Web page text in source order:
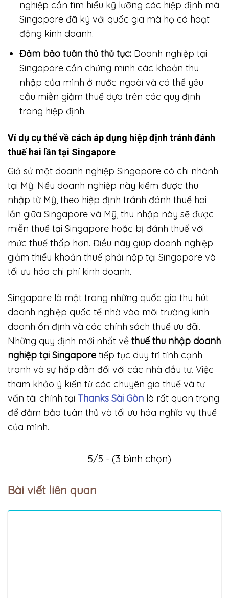
nghiệp cần tìm hiểu kỹ lưỡng các hiệp định mà
Singapore đã ký với quốc gia mà họ có hoạt
động kinh doanh.
Đảm bảo tuân thủ thủ tục: Doanh nghiệp tại
Singapore cần chứng minh các khoản thu
nhập của mình ở nước ngoài và có thể yêu
cầu miễn giảm thuế dựa trên các quy định
trong hiệp định.
Ví dụ cụ thể về cách áp dụng hiệp định tránh đánh
thuế hai lần tại Singapore
Giả sử một doanh nghiệp Singapore có chi nhánh
tại Mỹ. Nếu doanh nghiệp này kiếm được thu
nhập từ Mỹ, theo hiệp định tránh đánh thuế hai
lần giữa Singapore và Mỹ, thu nhập này sẽ được
miễn thuế tại Singapore hoặc bị đánh thuế với
mức thuế thấp hơn. Điều này giúp doanh nghiệp
giảm thiểu khoản thuế phải nộp tại Singapore và
tối ưu hóa chi phí kinh doanh.
Singapore là một trong những quốc gia thu hút
doanh nghiệp quốc tế nhờ vào môi trường kinh
doanh ổn định và các chính sách thuế ưu đãi.
Những quy định mới nhất về thuế thu nhập doanh
nghiệp tại Singapore tiếp tục duy trì tính cạnh
tranh và sự hấp dẫn đối với các nhà đầu tư. Việc
tham khảo ý kiến từ các chuyên gia thuế và tư
vấn tài chính tại Thanks Sài Gòn là rất quan trọng
để đảm bảo tuân thủ và tối ưu hóa nghĩa vụ thuế
của mình.
5/5 - (3 bình chọn)
Bài viết liên quan